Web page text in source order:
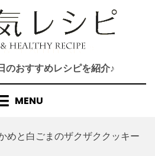
のおすすめレシピを紹介♪
MENU
めと白ごまのザクザククッキー